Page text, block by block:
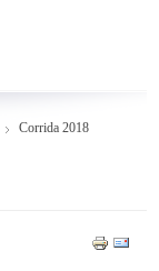
Corrida 2018